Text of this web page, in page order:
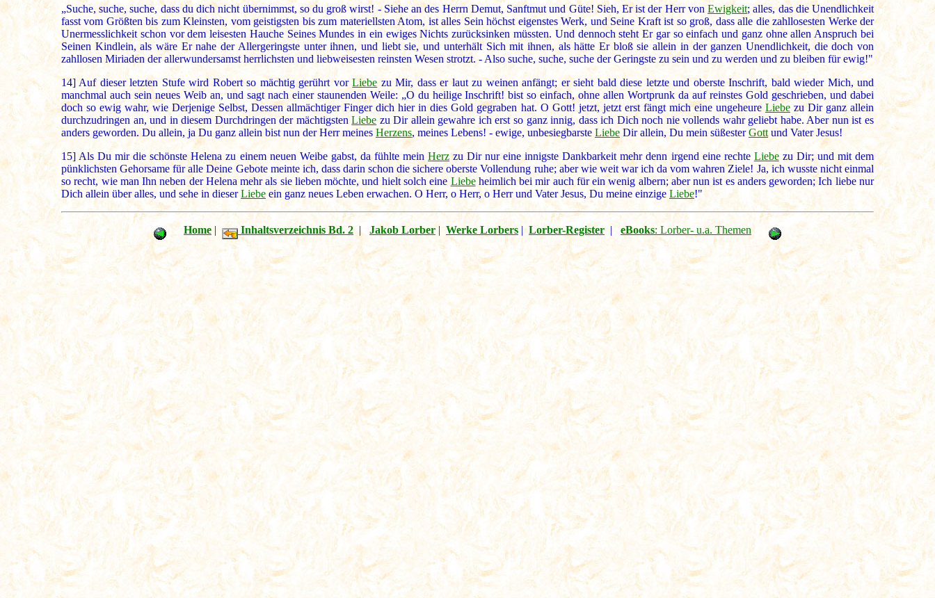
„Suche, suche, suche, dass du dich nicht übernimmst, so du groß wirst! - Siehe an des Herrn Demut, Sanftmut und Güte! Sieh, Er ist der Herr vonEwigkeit; alles, das die Unendlichkeit
fasst vom Größten bis zum Kleinsten, vom geistigsten bis zum materiellsten Atom, ist alles Sein höchst eigenstes Werk, und Seine Kraft ist so groß, dass alle die zahllosesten Werke der
Unermesslichkeit schon vor dem leisesten Hauche Seines Mundes in ein ewiges Nichts zurücksinken müssten. Und dennoch steht Er gar so einfach und ganz ohne allen Anspruch bei
Seinen Kindlein, als wäre Er nahe der Allergeringste unter ihnen, und liebt sie, und unterhält Sich mit ihnen, als hätte Er bloß sie allein in der ganzen Unendlichkeit, die doch von
zahllosen Miriaden der allerwundersamst herrlichsten und liebweisesten reinsten Wesen strotzt. - Also suche, suche, suche der Geringste zu sein und zu werden und zu bleiben für ewig!"
14] Auf dieser letzten Stufe wird Robert so mächtig gerührt vorLiebe zu Mir, dass er laut zu weinen anfängt; er sieht bald diese letzte und oberste Inschrift, bald wieder Mich, und
manchmal auch sein neues Weib an, und sagt nach einer staunenden Weile: „O du heilige Inschrift! bist so einfach, ohne allen Wortprunk da auf reinstes Gold geschrieben, und dabei
doch so ewig wahr, wie Derjenige Selbst, Dessen allmächtiger Finger dich hier in dies Gold gegraben hat. O Gott! jetzt, jetzt erst fängt mich eine ungeheure Liebezu Dir ganz allein
durchzudringen an, und in diesem Durchdringen der mächtigstenLiebe zu Dir allein gewahre ich erst so ganz innig, dass ich Dich noch nie vollends wahr geliebt habe. Aber nun ist es
anders geworden. Du allein, ja Du ganz allein bist nun der Herr meines Herzens, meines Lebens! - ewige, unbesiegbarste Liebe Dir allein, Du mein süßesterGottund Vater Jesus!
15] Als Du mir die schönste Helena zu einem neuen Weibe gabst, da fühlte mein Herzzu Dir nur eine innigste Dankbarkeit mehr denn irgend eine rechte Liebezu Dir; und mit dem
pünklichsten Gehorsame für alle Deine Gebote meinte ich, dass darin schon die sichere oberste Vollendung ruhe; aber wie weit war ich da vom wahren Ziele! Ja, ich wusste nicht einmal
so recht, wie man Ihn neben der Helena mehr als sie lieben möchte, und hielt solch eine Liebeheimlich bei mir auch für ein wenig albern; aber nun ist es anders geworden; Ich liebe nur
Dich allein über alles, und sehe in dieserLiebe ein ganz neues Leben erwachen. O Herr, o Herr, o Herr und Vater Jesus, Du meine einzige Liebe!"
Home | Inhaltsverzeichnis Bd. 2 | Jakob Lorber| Werke Lorbers | Lorber-Register | eBooks: Lorber- u.a. Themen